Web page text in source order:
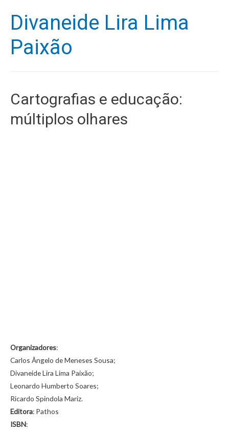
Divaneide Lira Lima
Paixão
Cartografias e educação:
múltiplos olhares
Organizadores:
Carlos Ângelo de Meneses Sousa;
Divaneide Lira Lima Paixão;
Leonardo Humberto Soares;
Ricardo Spindola Mariz.
Editora: Pathos
ISBN: